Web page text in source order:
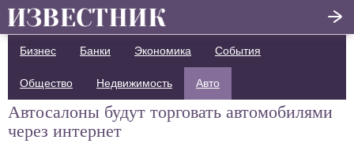
Бизнес Банки Экономика События
Общество Недвижимость Авто
Автосалоны будут торговать автомобилями
через интернет
Написать отзыв
Главная
Актуальные новости